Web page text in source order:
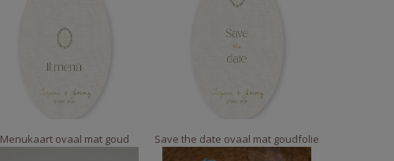
Menukaart ovaal mat goud Save the date ovaal mat goudfolie